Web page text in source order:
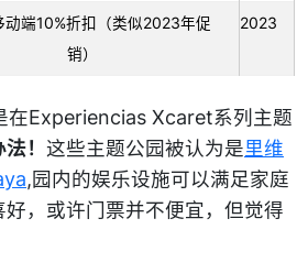
动端10%折扣（类似2023年促
销）
2023
在Experiencias Xcaret系列主题
！ 这些主题公园被认为是里维
,园内的娱乐设施可以满足家庭
，或许门票并不便宜，但觉得